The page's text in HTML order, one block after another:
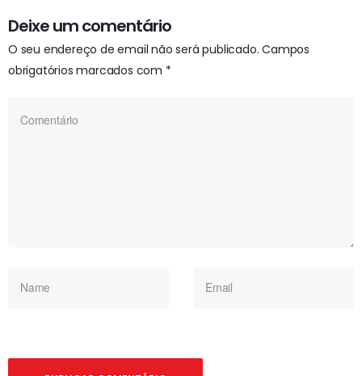
Deixe um comentário
O seu endereço de email não será publicado. Campos
obrigatórios marcados com *